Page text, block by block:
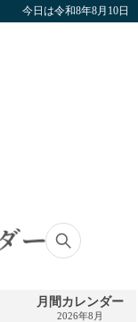
今日は令和8年8月10日
月間カレンダー
2026年8月